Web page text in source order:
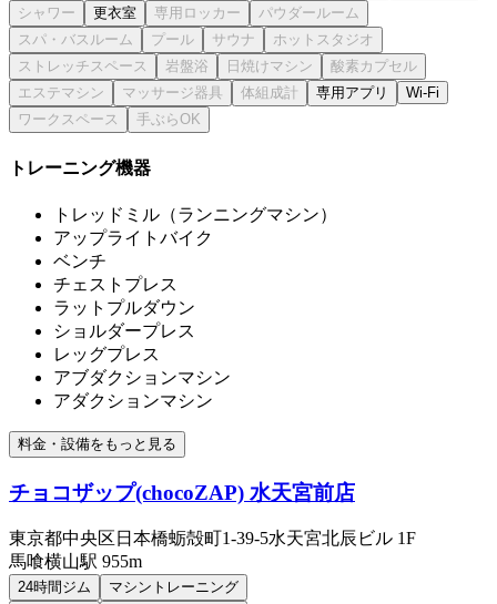
更衣室
専用アプリ Wi-Fi
トレーニング機器
トレッドミル（ランニングマシン）
アップライトバイク
ベンチ
チェストプレス
ラットプルダウン
ショルダープレス
レッグプレス
アブダクションマシン
アダクションマシン
料金・設備をもっと見る
チョコザップ(chocoZAP) 水天宮前店
東京都中央区日本橋蛎殻町1-39-5水天宮北辰ビル 1F
馬喰横山駅 955m
24時間ジム
マシントレーニング